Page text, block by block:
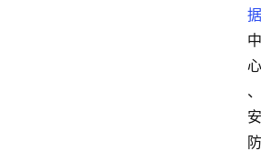
据
中
心
、
安
防